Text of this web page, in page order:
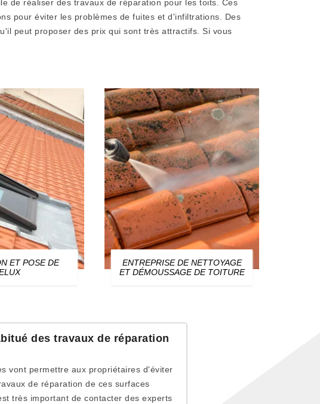
de réaliser des travaux de réparation pour les toits. Ces
pour éviter les problèmes de fuites et d'infiltrations. Des
peut proposer des prix qui sont très attractifs. Si vous
ET POSE DE
ENTREPRISE DE NETTOYAGE
ET DÉMOUSSAGE DE TOITURE
des travaux de réparation
vont permettre aux propriétaires d'éviter
de réparation de ces surfaces
très important de contacter des experts